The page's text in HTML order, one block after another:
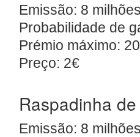
Emissão: 8
Probabilidade de
Prémio máximo:
Preço: 2€
Raspadinha
Emissão: 8